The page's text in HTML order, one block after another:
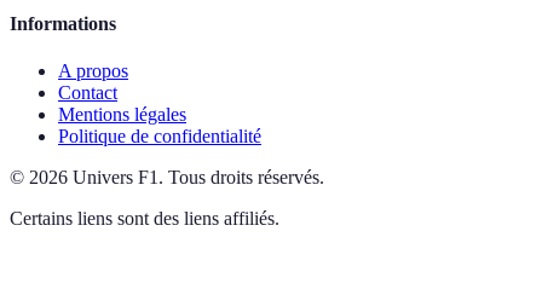
Informations
A propos
Contact
Mentions légales
Politique de confidentialité
© 2026 Univers F1 . Tous droits réservés.
Certains liens sont des liens affiliés.